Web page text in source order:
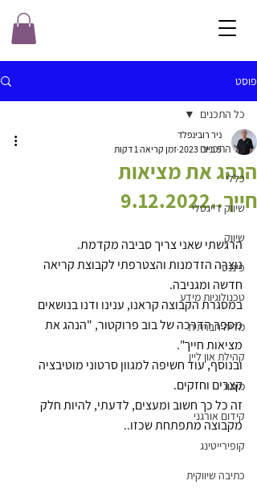
פוסט
כל התכנים
כללי
שיווק דייגטלי
שיווק
פיננסי
טכנולוגיות מידע
מדיה חברתית
קהילת און ליין
מיתוג
קידום אורגני
קופירייטינג
כתיבה שיווקית
כל התכנים
הנהג את מציאות
חייך..9.12.2022
ניר רובינפלד
5 ביוני 2023
זמן קריאה 1 דקות
הרגשתי שאני צריך סביבה מקדמת.
נוצרה הזדמנות והצטרפתי לקבוצת קריאה
חדשה ומגניבה.
במסגרת הקבוצה קראנו, ענינו ודנו בנושאים
מספר הדרכה של בוב פרוקטור, "הנהג את
מציאות חייך".
ובנוסף, עוד חשיפה למגוון סרטוני מוטיבציה
קצרים וחזקים.
זה כל כך חשוב ומעצים, לדעתי, להיות חלק
מקבוצה מתפתחת שכזו..